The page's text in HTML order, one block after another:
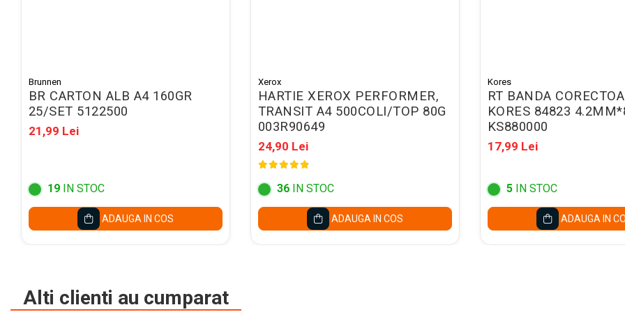
Clipboarduri
Folii de Ambalare
Pungi cu fermoar
Suporturi si mape carti vizita
Suporturi instrumente de scris
Benzi adezive si dispensere
Brunnen
BR CARTON ALB A4 160GR
25/SET 5122500
21,99 Lei
19IN STOC
ADAUGA IN COS
Xerox
HARTIE XEROX PERFORMER,
TRANSIT A4 500COLI/TOP 80G
003R90649
24,90 Lei
36IN STOC
ADAUGA IN COS
Kores
RT BANDA
KORES 84823
KS880000
17,99 Lei
5IN STOC
ADAUGA IN
Alti clienti au cumparat